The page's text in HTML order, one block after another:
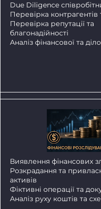
​Due Diligence
Перевірка контрагентів
Перевірка репутації та
благонадійності
Аналіз фінансової та
Виявлення фінансових
Розкрадання та
активів
Фіктивні операції та
Аналіз руху коштів та